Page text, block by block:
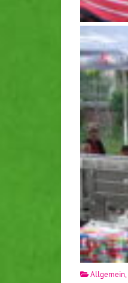
Allgemein